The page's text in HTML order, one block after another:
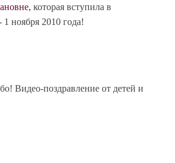
которая вступила в
1 ноября 2010 года!
Видео-поздравление от детей и